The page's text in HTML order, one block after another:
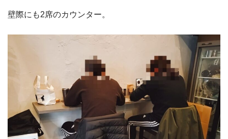
壁際にも2席のカウンター。